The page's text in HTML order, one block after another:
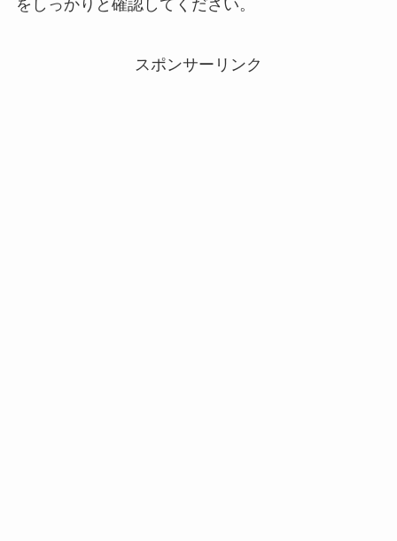
をしっかりと確認してください。
スポンサーリンク